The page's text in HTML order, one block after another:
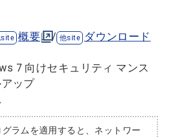
概要 / ダウンロード
7 向けセキュリティ マンス
ップ
ラムを適用すると、ネットワー